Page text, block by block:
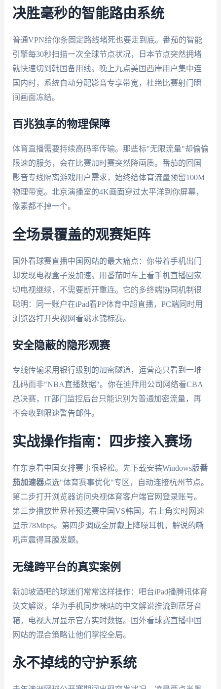
决胜毫秒的智能路由系统
普通VPN给你条固定路线堵死也要走到底。番茄的智能
引擎每30秒扫描一次全球节点状况，日本节点突然拥堵
就快速切到韩国备用线。晚上九点美国西岸用户集中连
国内时，系统自动分配影音专享带宽，杜绝比赛射门瞬
间画面冻结。
百兆独享的物理保障
体育直播需要持续高码率传输。那些标"无限流量"却偷偷
限速的服务，会在比赛加时赛突然降画质。番茄的回国
影音专线隔离游戏用户需求，始终给体育流量预留100M
物理带宽。北京演播室的4K画面穿过太平洋到你屏幕，
像素都不掉一个。
全场景覆盖的观赛矩阵
国外看球赛直播中国网站的最大痛点：你带着手机出门
却发现电视盒子没加速。用番茄时车上看手机直播回家
切电视继续，不需要断开重连。它的多终端协同机制很
聪明：同一账户在iPad看PP体育中超直播，PC端同时用
浏览器打开央视网看跳水锦标赛。
安全隐蔽的隐形观赛
专线传输采用银行级别的加密隧道，运营商只看到一堆
乱码而非"NBA直播数据"。你在迪拜用公司网络看CBA
总决赛，IT部门监控后台只能识别为普通加密流量，再
不会收到限速警告邮件。
实战操作指南：四步接入赛场
在东京看中国女排赛事很轻松。先下载安装Windows版番
茄加速器点选"体育赛事优化"专区，自动连接杭州节点。
第二步打开浏览器访问央视体育客户端官网登录账号。
第三步播放世界杯预选赛中国VS韩国，右上角实时网速
显示78Mbps。第四步调成全屏戴上降噪耳机，解说的嘶
吼声震得耳膜发颤。
无缝跨平台的真实案例
新加坡酒吧的球迷们常常这样操作：吧台iPad播腾讯体育
英文解说，华为手机同步咪咕的中文解说推流到蓝牙音
箱，电视大屏显示官方实时数据。国外看球赛直播中国
网站的混合策略让他们掌控全局。
永不掉线的守护系统